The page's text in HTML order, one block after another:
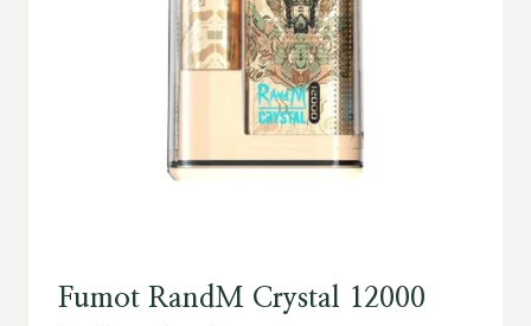
Fumot RandM Crystal 12000